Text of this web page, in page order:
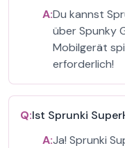
A:Du kannst
über Spunky
Mobilgerät
erforderlich!
Q:Ist Sprunki
A:Ja! Sprunki